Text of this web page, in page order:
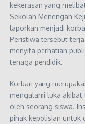
kekerasan yang
Sekolah Menengah
laporkan menjadi
Peristiwa tersebut
menyita perhatian
tenaga pendidik.
Korban yang
mengalami luka akibat
oleh seorang siswa.
pihak kepolisian untuk